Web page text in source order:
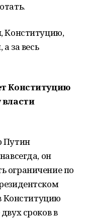
Конституцию,
за весь
Конституцию
власти
Путин
он
ограничение по
Конституцию
сроков в